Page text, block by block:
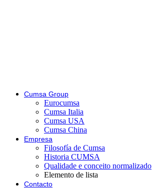
Cumsa Group
Eurocumsa
Cumsa Italia
Cumsa USA
Cumsa China
Empresa
Filosofía de Cumsa
Historia CUMSA
Qualidade e conceito normalizado
Elemento de lista
Contacto